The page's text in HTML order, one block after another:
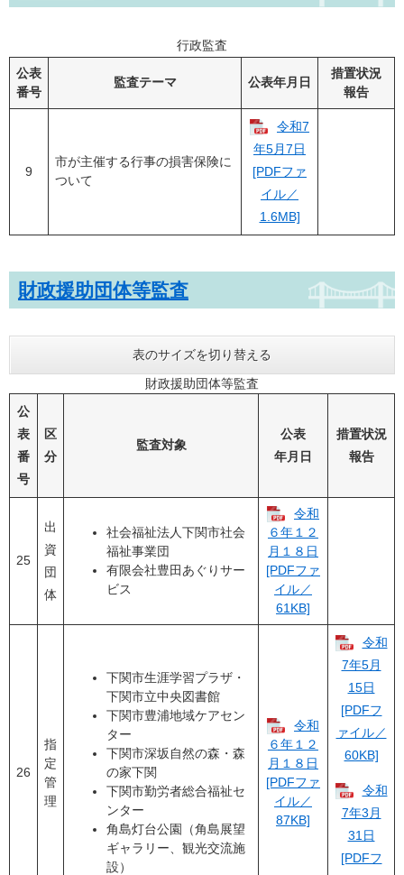
行政監査
公表
番号
監査テーマ 公表年月日
措置状況
報告
9
市が主催する行事の損害保険に
ついて
令和7
年5月7日
[PDFファ
イル／
1.6MB]
財政援助団体等監査
表のサイズを切り替える
財政援助団体等監査
公
表
番
号
区
分
監査対象
公表
年月日
措置状況
報告
25
出
資
団
体
社会福祉法人下関市社会
福祉事業団
有限会社豊田あぐりサー
ビス
令和
６年１２
月１８日
[PDFファ
イル／
61KB]
26
指
定
管
理
下関市生涯学習プラザ・
下関市立中央図書館
下関市豊浦地域ケアセン
ター
下関市深坂自然の森・森
の家下関
下関市勤労者総合福祉セ
ンター
角島灯台公園（角島展望
ギャラリー、観光交流施
設）
令和
６年１２
月１８日
[PDFファ
イル／
87KB]
令和
7年5月
15日
[PDFフ
ァイル／
60KB]
令和
7年3月
31日
[PDFフ